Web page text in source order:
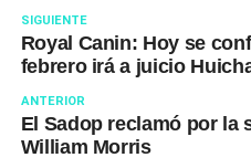
SIGUIENTE
Royal Canin: Hoy se
febrero irá a juicio
ANTERIOR
El Sadop reclamó por la
William Morris